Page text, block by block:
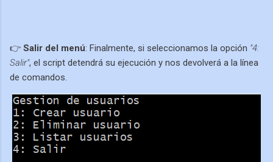
👉 Salir del menú: Finalmente, si seleccionamos la opción "4:
Salir", el script detendrá su ejecución y nos devolverá a la línea
de comandos.